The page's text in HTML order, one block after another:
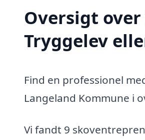
Oversigt
Tryggelev
Find en professionel
Langeland Kommune i
Vi fandt 9